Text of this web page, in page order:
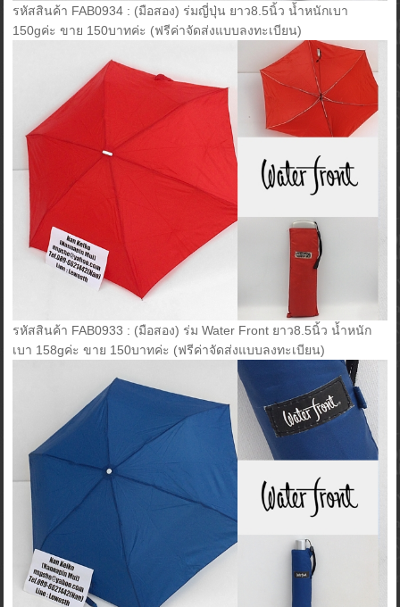
รหัสสินค้า FAB0934 : (มือสอง) ร่มญี่ปุ่น ยาว8.5นิ้ว น้ำหนักเบา
150gค่ะ ขาย 150บาทค่ะ (ฟรีค่าจัดส่งแบบลงทะเบียน)
รหัสสินค้า FAB0933 : (มือสอง) ร่ม Water Front ยาว8.5นิ้ว น้ำหนัก
เบา 158gค่ะ ขาย 150บาทค่ะ (ฟรีค่าจัดส่งแบบลงทะเบียน)